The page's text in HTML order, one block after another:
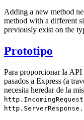
Adding a new method
method with a different
previously exist on the
Prototipo
Para proporcionar la API
pasados a Express (a
necesita heredar de la